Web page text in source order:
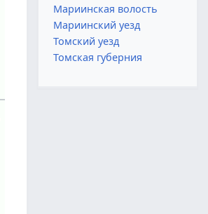
Мариинская волость
Мариинский уезд
Томский уезд
Томская губерния